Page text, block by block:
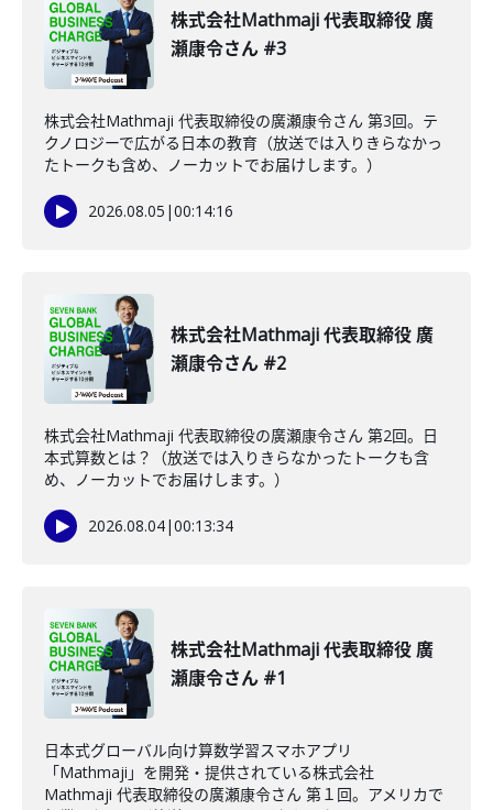
株式会社Mathmaji 代表取締役 廣
瀬康令さん #3
株式会社Mathmaji 代表取締役の廣瀬康令さん 第3回。テ
クノロジーで広がる日本の教育（放送では入りきらなかっ
たトークも含め、ノーカットでお届けします。）
2026.08.05 |00:14:16
株式会社Mathmaji 代表取締役 廣
瀬康令さん #2
株式会社Mathmaji 代表取締役の廣瀬康令さん 第2回。日
本式算数とは？（放送では入りきらなかったトークも含
め、ノーカットでお届けします。）
2026.08.04|00:13:34
株式会社Mathmaji 代表取締役 廣
瀬康令さん #1
日本式グローバル向け算数学習スマホアプリ
「Mathmaji」を開発・提供されている株式会社
Mathmaji 代表取締役の廣瀬康令さん 第１回。アメリカで